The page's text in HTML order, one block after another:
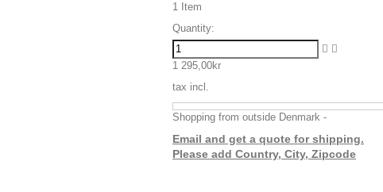
1 Item
Quantity:
1 295,00kr
tax incl.
Shopping from outside Denmark -
Email and get a quote for shipping.
Please add Country, City, Zipcode